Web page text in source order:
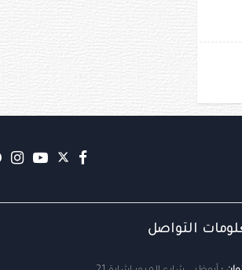
التواصل